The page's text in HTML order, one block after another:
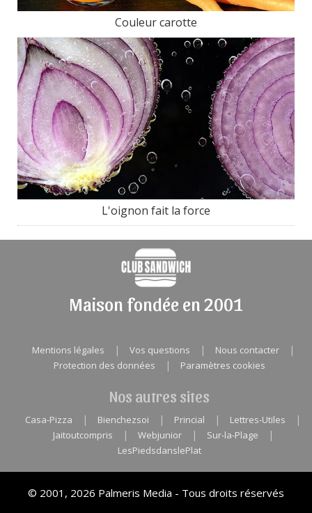
Couleur carotte
L'oignon fait la force
Maison fondée en 2001
Mentions légales | Vos questions | Nous contacter |
Protection des données | Paramètres cookies
Nos autres sites
Casa-Pizza | Bienchezsoi | Princial | Lettres-Utiles |
Jaitoutcompris | Webjunior | Sur-la-Plage |
LesPiedsdanslePlat
© 2001, 2026 Palmeris Media - Tous droits réservés